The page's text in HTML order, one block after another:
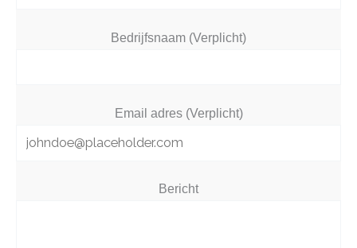
Bedrijfsnaam (Verplicht)
Email adres (Verplicht)
Bericht